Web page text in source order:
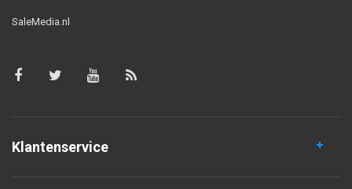
SaleMedia.nl
Klantenservice